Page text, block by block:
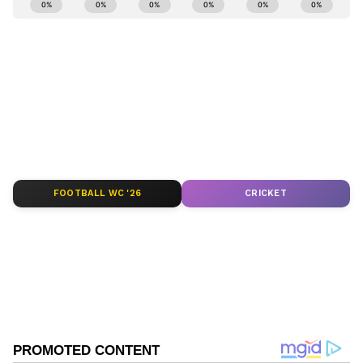
FOOTBALL WC '26 CRICKET